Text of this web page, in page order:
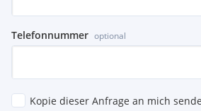
Telefonnummer optional
Kopie dieser Anfrage an mich